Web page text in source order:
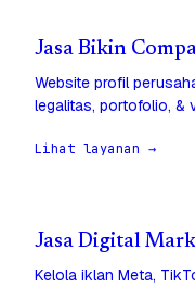
Jasa Bikin
Website profil
legalitas, portofolio, &
Lihat layanan →
Jasa Digital
Kelola iklan Meta,